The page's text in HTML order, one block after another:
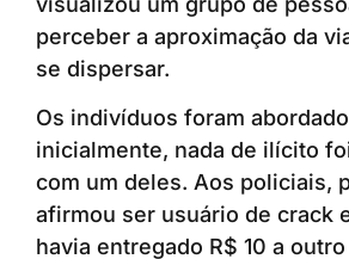
perceber a aproximação da
se dispersar.
Os indivíduos foram
inicialmente, nada de ilícito
com um deles. Aos policiais,
afirmou ser usuário de crack
havia entregado R$ 10 a